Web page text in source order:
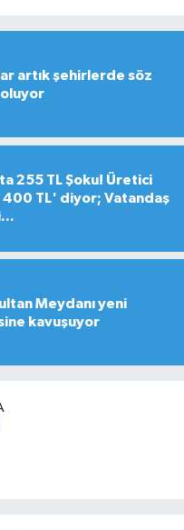
artık şehirlerde söz
255 TL Şoku! Üretici
400 TL' diyor; Vatandaş
Meydanı yeni
kavuşuyor